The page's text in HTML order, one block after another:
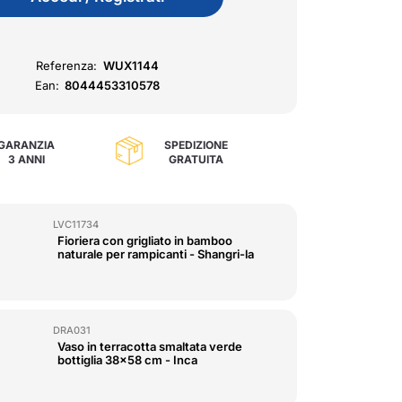
Referenza: WUX1144
Ean: 8044453310578
3 ANNI
SPEDIZIONE
GRATUITA
LVC11734
Fioriera con grigliato in bamboo
naturale per rampicanti - Shangri-la
DRA031
Vaso in terracotta smaltata verde
bottiglia 38x58 cm - Inca